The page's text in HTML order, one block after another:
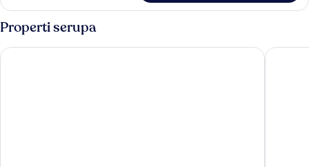
Kamar
Double,
kamar
mandi
umum
Properti serupa
OnlySleep